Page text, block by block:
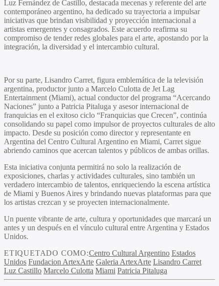
Luz Fernández de Castillo, destacada mecenas y referente del arte
contemporáneo argentino, ha dedicado su trayectoria a impulsar
iniciativas que brindan visibilidad y proyección internacional a
artistas emergentes y consagrados. Este acuerdo reafirma su
compromiso de tender redes globales para el arte, apostando por la
integración, la diversidad y el intercambio cultural.
Por su parte, Lisandro Carret, figura emblemática de la televisión
argentina, productor junto a Marcelo Culotta de Jet Lag
Entertainment (Miami), actual conductor del programa “Acercando
Naciones” junto a Patricia Pitaluga y asesor internacional de
franquicias en el exitoso ciclo “Franquicias que Crecen”, continúa
consolidando su papel como impulsor de proyectos culturales de alto
impacto. Desde su posición como director y representante en
Argentina del Centro Cultural Argentino en Miami, Carret sigue
abriendo caminos que acercan talentos y públicos de ambas orillas.
Esta iniciativa conjunta permitirá no solo la realización de
exposiciones, charlas y actividades culturales, sino también un
verdadero intercambio de talentos, enriqueciendo la escena artística
de Miami y Buenos Aires y brindando nuevas plataformas para que
los artistas crezcan y se proyecten internacionalmente.
Un puente vibrante de arte, cultura y oportunidades que marcará un
antes y un después en el vínculo cultural entre Argentina y Estados
Unidos.
ETIQUETADO COMO:Centro Cultural Argentino Estados
Unidos Fundacion ArtexArte Galeria ArtexArte Lisandro Carret
Luz Castillo Marcelo Culotta Miami Patricia Pitaluga